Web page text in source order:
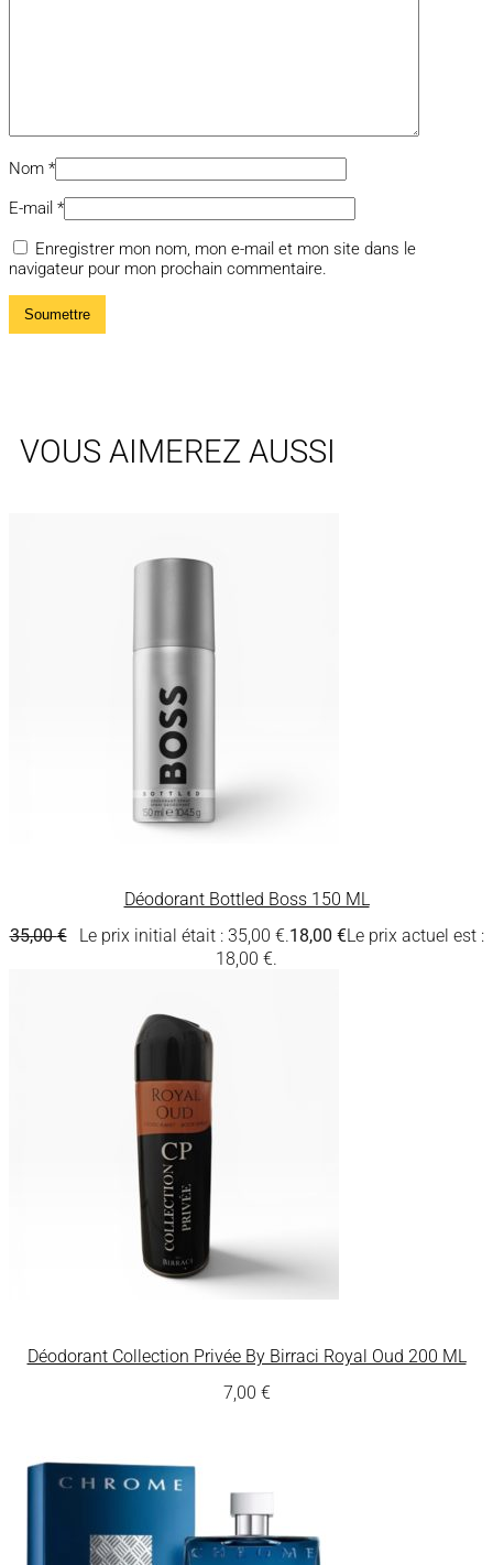
Nom *
E-mail *
Enregistrer mon nom, mon e-mail et mon site dans le
navigateur pour mon prochain commentaire.
VOUS AIMEREZ AUSSI
Déodorant Bottled Boss 150 ML
35,00€ Le prix initial était : 35,00 €.18,00 €Le prix actuel est :
18,00 €.
Déodorant Collection Privée By Birraci Royal Oud 200 ML
7,00 €